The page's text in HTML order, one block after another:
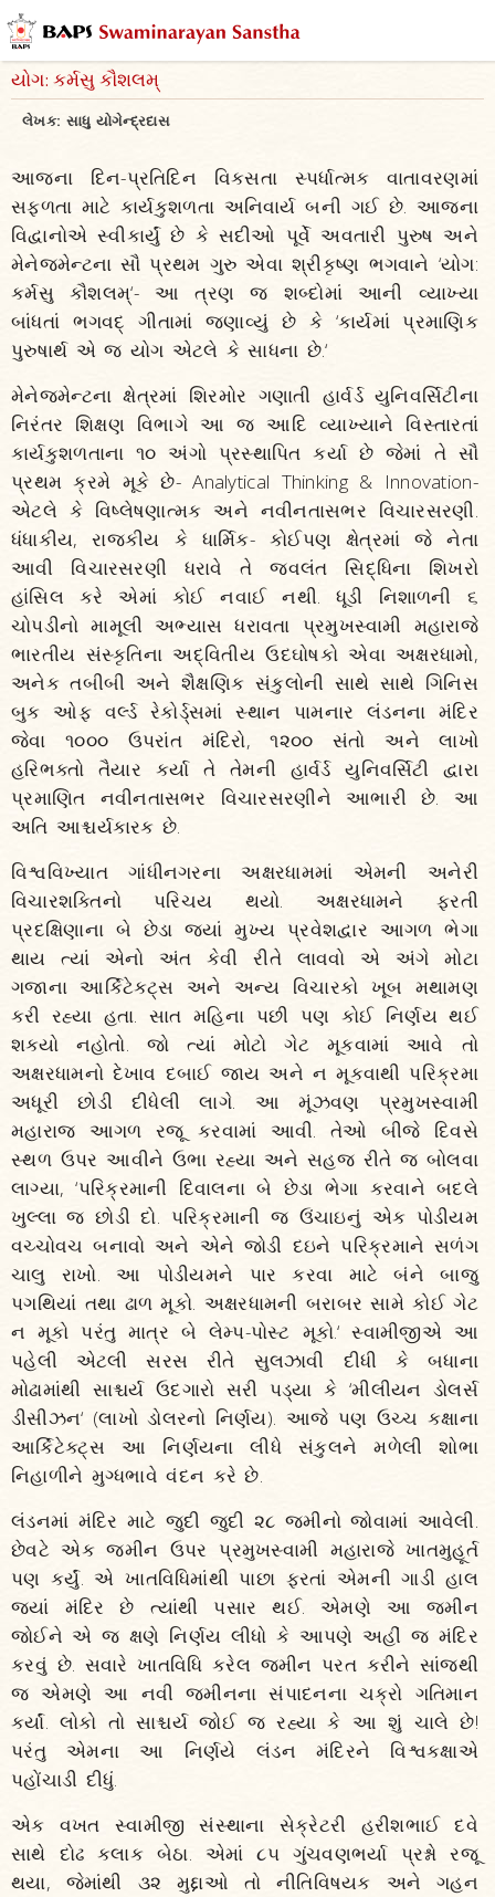
યોગ: કર્મસુ કૌશલમ્
લેખક: સાધુ યોગેન્દ્રદાસ
આજના દિન-પ્રતિદિન વિકસતા સ્પર્ધાત્મક વાતાવરણમાં
સફળતા માટે કાર્યકુશળતા અનિવાર્ય બની ગઈ છે. આજના
વિદ્વાનોએ સ્વીકાર્યું છે કે સદીઓ પૂર્વે અવતારી પુરુષ અને
મેનેજમેન્ટના સૌ પ્રથમ ગુરુ એવા શ્રીકૃષ્ણ ભગવાને ‘યોગ:
કર્મસુ કૌશલમ્‘- આ ત્રણ જ શબ્દોમાં આની વ્યાખ્યા
બાંધતાં ભગવદ્ ગીતામાં જણાવ્યું છે કે ‘કાર્યમાં પ્રમાણિક
પુરુષાર્થ એ જ યોગ એટલે કે સાધના છે.‘
મેનેજમેન્ટના ક્ષેત્રમાં શિરમોર ગણાતી હાર્વર્ડ યુનિવર્સિટીના
નિરંતર શિક્ષણ વિભાગે આ જ આદિ વ્યાખ્યાને વિસ્તારતાં
કાર્યકુશળતાના ૧૦ અંગો પ્રસ્થાપિત કર્યા છે જેમાં તે સૌ
પ્રથમ ક્રમે મૂકે છે- Analytical Thinking & Innovation-
એટલે કે વિષ્લેષણાત્મક અને નવીનતાસભર વિચારસરણી.
ધંધાકીય, રાજકીય કે ધાર્મિક- કોઈપણ ક્ષેત્રમાં જે નેતા
આવી વિચારસરણી ધરાવે તે જ્વલંત સિદ્ધિના શિખરો
હાંસિલ કરે એમાં કોઈ નવાઈ નથી. ધૂડી નિશાળની ૬
ચોપડીનો મામૂલી અભ્યાસ ધરાવતા પ્રમુખસ્વામી મહારાજે
ભારતીય સંસ્કૃતિના અદ્વિતીય ઉદઘોષકો એવા અક્ષરધામો,
અનેક તબીબી અને શૈક્ષણિક સંકુલોની સાથે સાથે ગિનિસ
બુક ઓફ વર્લ્ડ રેકોર્ડ્સમાં સ્થાન પામનાર લંડનના મંદિર
જેવા ૧૦૦૦ ઉપરાંત મંદિરો, ૧૨૦૦ સંતો અને લાખો
હરિભક્તો તૈયાર કર્યા તે તેમની હાર્વર્ડ યુનિવર્સિટી દ્વારા
પ્રમાણિત નવીનતાસભર વિચારસરણીને આભારી છે. આ
અતિ આશ્ચર્યકારક છે.
વિશ્વવિખ્યાત ગાંધીનગરના અક્ષરધામમાં એમની અનેરી
વિચારશક્તિનો પરિચય થયો. અક્ષરધામને ફરતી
પ્રદક્ષિણાના બે છેડા જ્યાં મુખ્ય પ્રવેશદ્વાર આગળ ભેગા
થાય ત્યાં એનો અંત કેવી રીતે લાવવો એ અંગે મોટા
ગજાના આર્કિટેક્ટ્સ અને અન્ય વિચારકો ખૂબ મથામણ
કરી રહ્યા હતા. સાત મહિના પછી પણ કોઈ નિર્ણય થઈ
શક્યો નહોતો. જો ત્યાં મોટો ગેટ મૂકવામાં આવે તો
અક્ષરધામનો દેખાવ દબાઈ જાય અને ન મૂકવાથી પરિક્રમા
અધૂરી છોડી દીધેલી લાગે. આ મૂંઝવણ પ્રમુખસ્વામી
મહારાજ આગળ રજૂ કરવામાં આવી. તેઓ બીજે દિવસે
સ્થળ ઉપર આવીને ઉભા રહ્યા અને સહજ રીતે જ બોલવા
લાગ્યા, ‘પરિક્રમાની દિવાલના બે છેડા ભેગા કરવાને બદલે
ખુલ્લા જ છોડી દો. પરિક્રમાની જ ઉંચાઇનું એક પોડીયમ
વચ્ચોવચ બનાવો અને એને જોડી દઇને પરિક્રમાને સળંગ
ચાલુ રાખો. આ પોડીયમને પાર કરવા માટે બંને બાજુ
પગથિયાં તથા ઢાળ મૂકો. અક્ષરધામની બરાબર સામે કોઈ ગેટ
ન મૂકો પરંતુ માત્ર બે લેમ્પ-પોસ્ટ મૂકો.‘ સ્વામીજીએ આ
પહેલી એટલી સરસ રીતે સુલઝાવી દીધી કે બધાના
મોઢામાંથી સાશ્ચર્ય ઉદગારો સરી પડ્યા કે ‘મીલીયન ડોલર્સ
ડીસીઝન‘ (લાખો ડોલરનો નિર્ણય). આજે પણ ઉચ્ચ કક્ષાના
આર્કિટેક્ટ્સ આ નિર્ણયના લીધે સંકુલને મળેલી શોભા
નિહાળીને મુગ્ધભાવે વંદન કરે છે.
લંડનમાં મંદિર માટે જુદી જુદી ૨૮ જમીનો જોવામાં આવેલી.
છેવટે એક જમીન ઉપર પ્રમુખસ્વામી મહારાજે ખાતમુહૂર્ત
પણ કર્યું. એ ખાતવિધિમાંથી પાછા ફરતાં એમની ગાડી હાલ
જ્યાં મંદિર છે ત્યાંથી પસાર થઈ. એમણે આ જમીન
જોઈને એ જ ક્ષણે નિર્ણય લીધો કે આપણે અહીં જ મંદિર
કરવું છે. સવારે ખાતવિધિ કરેલ જમીન પરત કરીને સાંજથી
જ એમણે આ નવી જમીનના સંપાદનના ચક્રો ગતિમાન
કર્યાં. લોકો તો સાશ્ચર્ય જોઈ જ રહ્યા કે આ શું ચાલે છે!
પરંતુ એમના આ નિર્ણયે લંડન મંદિરને વિશ્વકક્ષાએ
પહોંચાડી દીધું.
એક વખત સ્વામીજી સંસ્થાના સેક્રેટરી હરીશભાઈ દવે
સાથે દોઢ કલાક બેઠા. એમાં ૮૫ ગુંચવણભર્યા પ્રશ્નો રજૂ
થયા, જેમાંથી ૩૨ મુદ્દાઓ તો નીતિવિષયક અને ગહન